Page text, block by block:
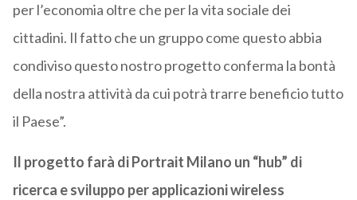
per l’economia oltre che per la vita sociale dei
cittadini. Il fatto che un gruppo come questo abbia
condiviso questo nostro progetto conferma la bontà
della nostra attività da cui potrà trarre beneficio tutto
il Paese”.
Il progetto farà di Portrait Milano un “hub” di
ricerca e sviluppo per applicazioni wireless